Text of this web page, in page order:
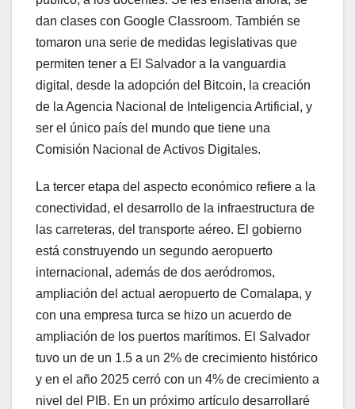
dan clases con Google Classroom. También se
tomaron una serie de medidas legislativas que
permiten tener a El Salvador a la vanguardia
digital, desde la adopción del Bitcoin, la creación
de la Agencia Nacional de Inteligencia Artificial, y
ser el único país del mundo que tiene una
Comisión Nacional de Activos Digitales.
La tercer etapa del aspecto económico refiere a la
conectividad, el desarrollo de la infraestructura de
las carreteras, del transporte aéreo. El gobierno
está construyendo un segundo aeropuerto
internacional, además de dos aeródromos,
ampliación del actual aeropuerto de Comalapa, y
con una empresa turca se hizo un acuerdo de
ampliación de los puertos marítimos. El Salvador
tuvo un de un 1.5 a un 2% de crecimiento histórico
y en el año 2025 cerró con un 4% de crecimiento a
nivel del PIB. En un próximo artículo desarrollaré